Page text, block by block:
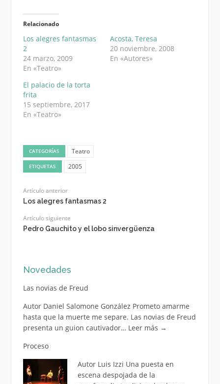
Relacionado
Los alegres fantasmas
2
24 marzo, 2009
En «Teatro»
Acosta, Teresa
20 noviembre, 2008
En «Autores»
El palacio de la torta
frita
15 septiembre, 2017
En «Teatro»
CATEGORÍAS Teatro
ETIQUETAS 2005
Artículo anterior
Los alegres fantasmas 2
Artículo siguiente
Pedro Gauchito y el lobo sinvergüenza
Novedades
Las novias de Freud
Autor Daniel Salomone González Prometo amarme
hasta que la muerte me separe. Las novias de Freud
presenta un guion cautivador… Leer más →
Proceso
Autor Luis Izzi Una puesta en
escena despojada de la